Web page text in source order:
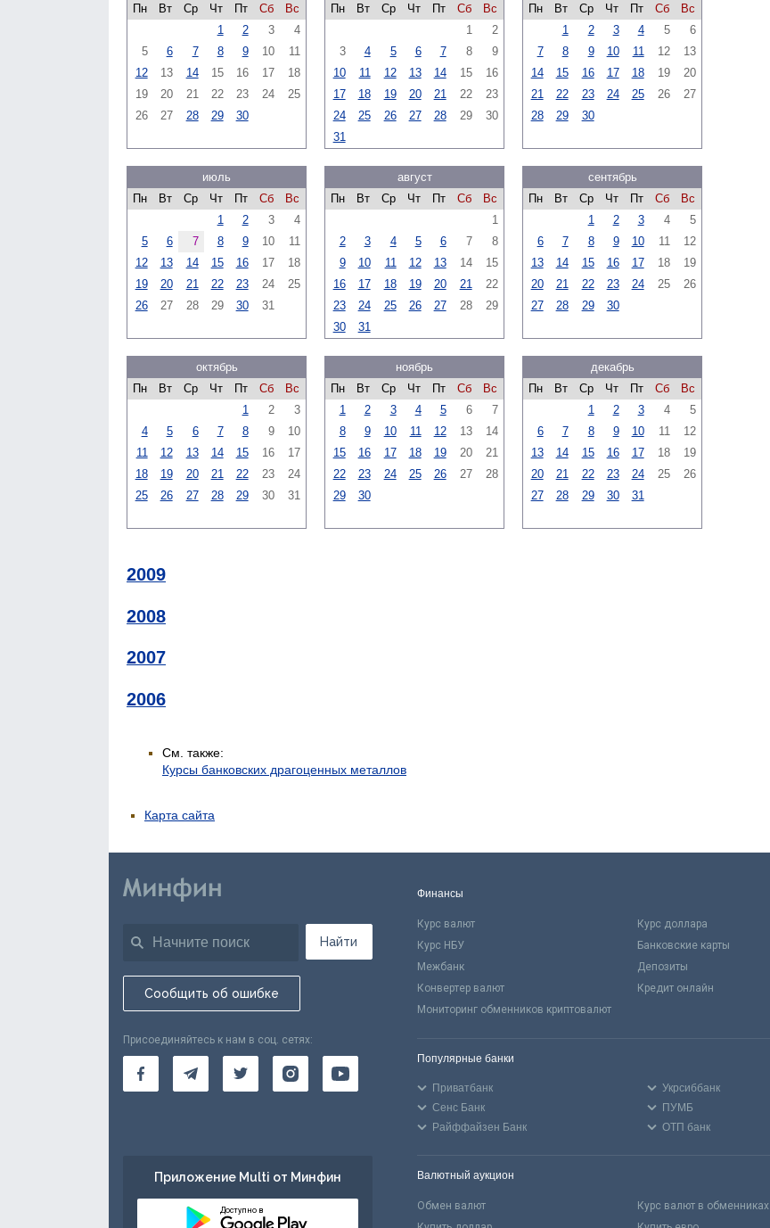
Пн
Вт Ср Чт Пт Сб
Вс
1
2 3
4
5
6 7 8 9 10
11
12
13 14 15 16 17
18
19
20 21 22 23 24
25
26
27 28 29 30
Пн
Вт Ср Чт Пт Сб
Вс
1
2
3
4 5 6 7 8
9
10
11 12 13 14 15
16
17
18 19 20 21 22
23
24
25 26 27 28 29
30
31
Пн
Вт Ср Чт Пт Сб
Вс
1
2 3 4 5
6
7
8 9 10 11 12
13
14
15 16 17 18 19
20
21
22 23 24 25 26
27
28
29 30
июль
Пн
Вт Ср Чт Пт Сб
Вс
1
2 3
4
5
6 7 8 9 10
11
12
13 14 15 16 17
18
19
20 21 22 23 24
25
26
27 28 29 30 31
август
Пн
Вт Ср Чт Пт Сб
Вс
1
2
3 4 5 6 7
8
9
10 11 12 13 14
15
16
17 18 19 20 21
22
23
24 25 26 27 28
29
30
31
сентябрь
Пн
Вт Ср Чт Пт Сб
Вс
1
2 3 4
5
6
7 8 9 10 11
12
13
14 15 16 17 18
19
20
21 22 23 24 25
26
27
28 29 30
октябрь
Пн
Вт Ср Чт Пт Сб
Вс
1
2
3
4
5 6 7 8 9
10
11
12 13 14 15 16
17
18
19 20 21 22 23
24
25
26 27 28 29 30 31
ноябрь
Пн
Вт Ср Чт Пт Сб
Вс
1
2 3 4 5 6
7
8
9 10 11 12 13
14
15
16 17 18 19 20
21
22
23 24 25 26 27
28
29
30
декабрь
Пн
Вт Ср Чт Пт Сб
Вс
1
2 3 4
5
6
7 8 9 10 11
12
13
14 15 16 17 18
19
20
21 22 23 24 25
26
27
28 29 30 31
2009
2008
2007
2006
См. также:
Курсы банковских драгоценных металлов
Карта сайта
Найти
Сообщить об ошибке
Присоединяйтесь к нам в соц. сетях:
Приложение Multi от Минфин
Доступно в
Финансы
Курс валют Курс доллара
Курс НБУ
Банковские карты
Межбанк
Депозиты
Конвертер валют
Кредит онлайн
Мониторинг обменников криптовалют
Популярные банки
Приватбанк Укрсиббанк
Сенс Банк
ПУМБ
Райффайзен Банк
ОТП банк
Валютный аукцион
Обмен валют Курс валют в обменниках